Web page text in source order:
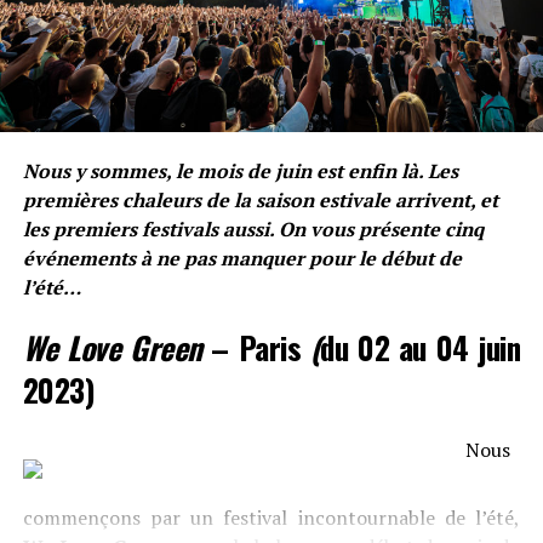
l’excellent beatmaker avec qui il travaille depuis des
années, Antar rap un son très sombre, remplit
d’égotrip.
» J’rentre dans l’arène,
j’suis le roi, j’ai la reine »
« J’suis loyal je joue pas les
gros bras, Antar royal
comme le cobra »
Quelques sons à écouter
absolument
Nous y sommes, le mois de juin est enfin là. Les
premières chaleurs de la saison estivale arrivent, et
les premiers festivals aussi. On vous présente cinq
événements à ne pas manquer pour le début de
l’été…
We Love Green– Paris (du 02 au 04 juin
2023)
Nous
commençons par un festival incontournable de l’été,